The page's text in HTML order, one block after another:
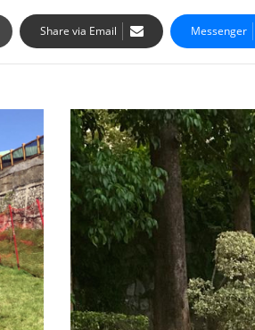
Messenger
Share via Email
مالم
جبہ
میں
پہلی
بار
گراس
سکی
مقابلوں
کا
انعقاد